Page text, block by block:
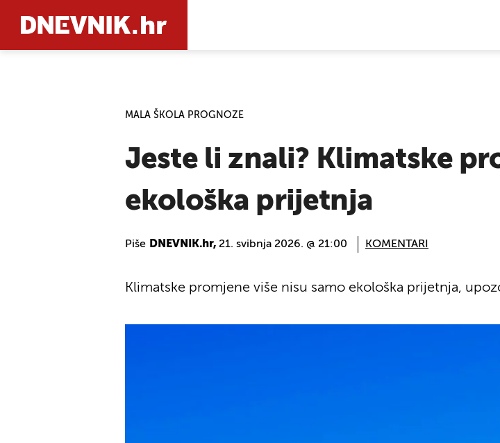
MALA ŠKOLA PROGNOZE
Jeste li znali? Klimatske
ekološka prijetnja
Piše DNEVNIK.hr, 21. svibnja 2026. @ 21:00 KOMENTARI
Klimatske promjene više nisu samo ekološka prijetnja,